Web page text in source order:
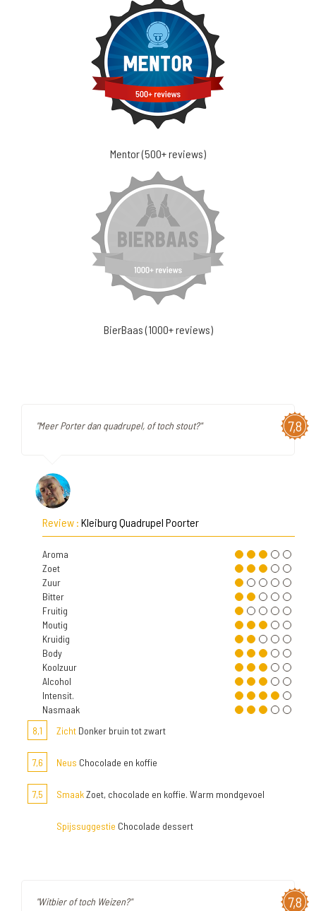
Mentor (500+ reviews)
BierBaas (1000+ reviews)
7,8
"Meer Porter dan quadrupel, of toch stout?"
Review : Kleiburg Quadrupel Poorter
Aroma
Zoet
Zuur
Bitter
Fruitig
Moutig
Kruidig
Body
Koolzuur
Alcohol
Intensit.
Nasmaak
8,1
Zicht Donker bruin tot zwart
7,6 Neus Chocolade en koffie
7,5 SmaakZoet, chocolade en koffie. Warm mondgevoel
Spijssuggestie Chocolade dessert
7,8
"Witbier of toch Weizen?"